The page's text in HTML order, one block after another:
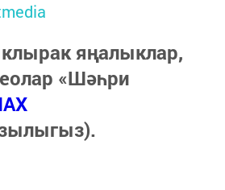
яңалыклар,
«Шәһри